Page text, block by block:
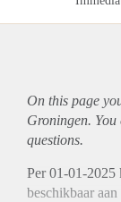
On this page
Groningen.
questions.
Per 01-01-2025
beschikbaar